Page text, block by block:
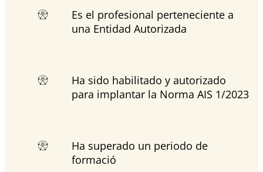
Es el profesional perteneciente a
una Entidad Autorizada
Ha sido habilitado y autorizado
para implantar la Norma AIS 1/2023
Ha superado un periodo de
formació